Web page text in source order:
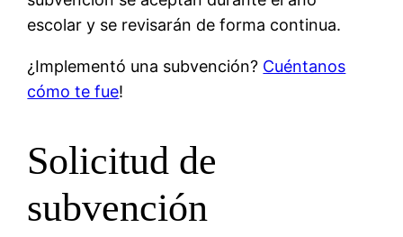
escolar y se revisarán de forma continua.
¿Implementó una subvención? Cuéntanos
cómo te fue!
Solicitud de
subvención